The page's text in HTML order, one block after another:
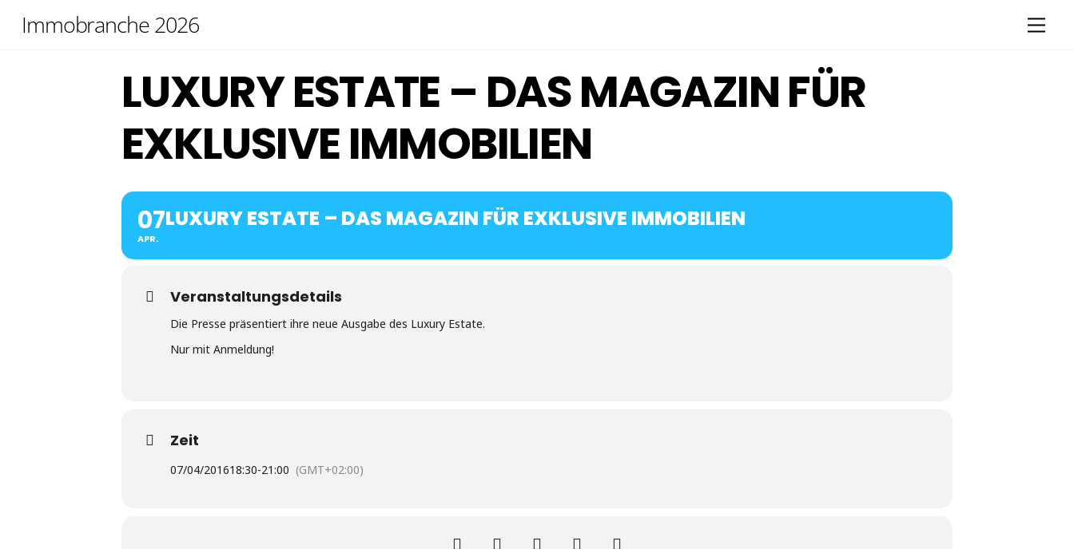
Immobranche 2026
LUXURY ESTATE – DAS MAGAZIN FÜR
EXKLUSIVE IMMOBILIEN
07
APR.
LUXURY ESTATE – DAS MAGAZIN FÜR EXKLUSIVE IMMOBILIEN
Veranstaltungsdetails
Die Presse präsentiert ihre neue Ausgabe des Luxury Estate.
Nur mit Anmeldung!
Zeit
07/04/201618:30-21:00 (GMT+02:00)